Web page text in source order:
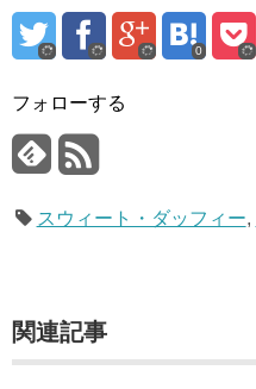
0
フォローする
スウィート・ダッフィー,
関連記事